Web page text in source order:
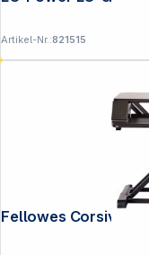
Artikel-Nr.:821515